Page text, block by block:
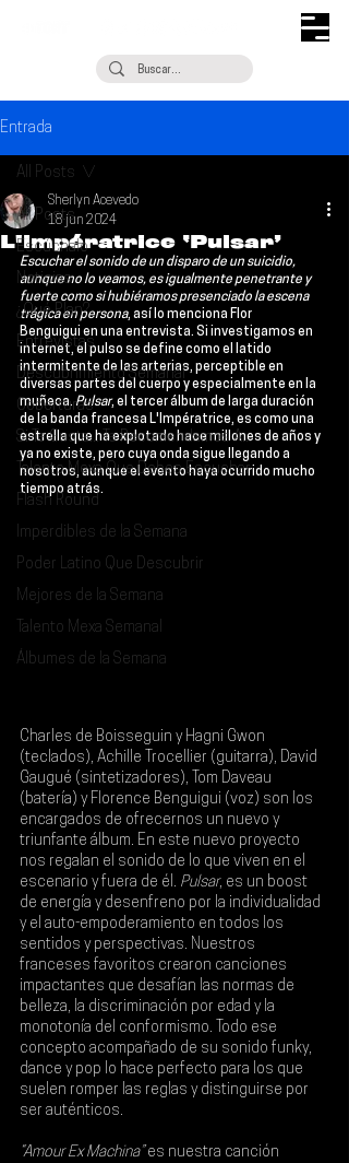
Entrada
All Posts
Escúchalo
Noticias
¿Qué Plan?
Entrevistas
Descubrimiento Semanal
Coberturas
Si Te Gusta... Te Recomendamos A...
Talento Mexa Que Debes Escuchar
Flash Round
Imperdibles de la Semana
Poder Latino Que Descubrir
Mejores de la Semana
Talento Mexa Semanal
Álbumes de la Semana
All Posts
L'impératrice ‘Pulsar’
Sherlyn Acevedo
18 jun 2024
Escuchar el sonido de un disparo de un suicidio,
aunque no lo veamos, es igualmente penetrante y
fuerte como si hubiéramos presenciado la escena
trágica en persona, así lo menciona Flor
Benguigui en una entrevista. Si investigamos en
internet, el pulso se define como el latido
intermitente de las arterias, perceptible en
diversas partes del cuerpo y especialmente en la
muñeca. Pulsar, el tercer álbum de larga duración
de la banda francesa L'Impératrice, es como una
estrella que ha explotado hace millones de años y
ya no existe, pero cuya onda sigue llegando a
nosotros, aunque el evento haya ocurrido mucho
tiempo atrás.
Charles de Boisseguin y Hagni Gwon
(teclados), Achille Trocellier (guitarra), David
Gaugué (sintetizadores), Tom Daveau
(batería) y Florence Benguigui (voz) son los
encargados de ofrecernos un nuevo y
triunfante álbum. En este nuevo proyecto
nos regalan el sonido de lo que viven en el
escenario y fuera de él. Pulsar, es un boost
de energía y desenfreno por la individualidad
y el auto-empoderamiento en todos los
sentidos y perspectivas. Nuestros
franceses favoritos crearon canciones
impactantes que desafían las normas de
belleza, la discriminación por edad y la
monotonía del conformismo. Todo ese
concepto acompañado de su sonido funky,
dance y pop lo hace perfecto para los que
suelen romper las reglas y distinguirse por
ser auténticos.
“Amour Ex Machina” es nuestra canción